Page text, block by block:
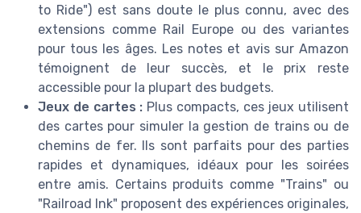
to Ride") est sans doute le plus connu, avec des
extensions comme Rail Europe ou des variantes
pour tous les âges. Les notes et avis sur Amazon
témoignent de leur succès, et le prix reste
accessible pour la plupart des budgets.
Jeux de cartes : Plus compacts, ces jeux utilisent
des cartes pour simuler la gestion de trains ou de
chemins de fer. Ils sont parfaits pour des parties
rapides et dynamiques, idéaux pour les soirées
entre amis. Certains produits comme "Trains" ou
"Railroad Ink" proposent des expériences originales,